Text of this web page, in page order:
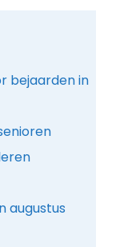
bejaarden in
augustus